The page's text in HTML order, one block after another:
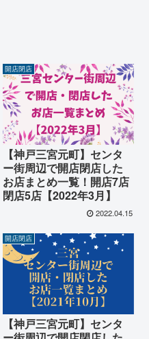
開店閉店
【神戸三宮元町】センタ
ー街周辺で開店閉店した
お店まとめ一覧！開店7店
閉店5店【2022年3月】
2022.04.15
開店閉店
【神戸三宮元町】センタ